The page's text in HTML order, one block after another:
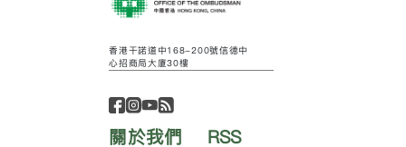
香港干諾道中168-200號信德中
心招商局大廈30樓
關於我們 RSS